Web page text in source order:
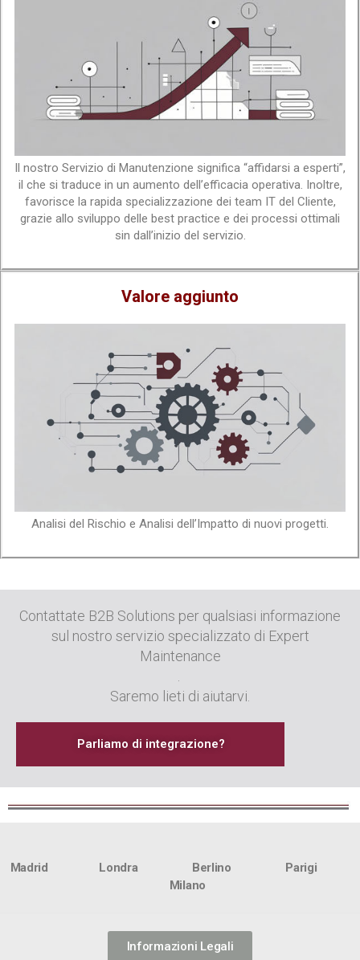
Il nostro Servizio di Manutenzione significa “affidarsi a esperti”,
il che si traduce in un aumento dell’efficacia operativa. Inoltre,
favorisce la rapida specializzazione dei team IT del Cliente,
grazie allo sviluppo delle best practice e dei processi ottimali
sin dall’inizio del servizio.
Valore aggiunto
Analisi del Rischio e Analisi dell’Impatto di nuovi progetti.
Contattate B2B Solutions per qualsiasi informazione
sul nostro servizio specializzato di Expert
Maintenance
.
Saremo lieti di aiutarvi.
Parliamo di integrazione?
Madrid Londra Berlino Parigi
Milano
Informazioni Legali